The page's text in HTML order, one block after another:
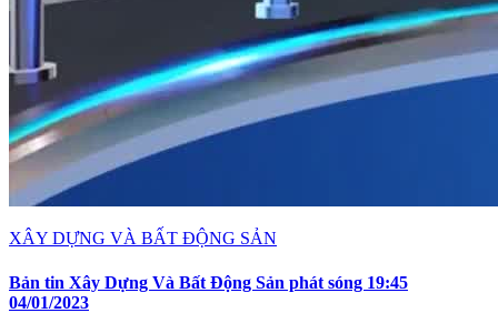
XÂY DỰNG VÀ BẤT ĐỘNG SẢN
Bản tin Xây Dựng Và Bất Động Sản phát sóng 19:45
04/01/2023